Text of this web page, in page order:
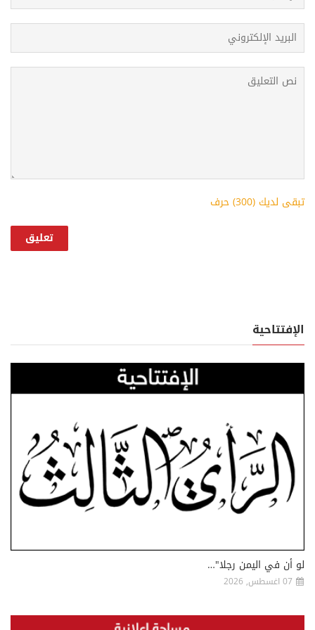
تبقى لديك (300) حرف
الإفتتاحية
لو أن في اليمن رجلا"…
07 اغسطس, 2026